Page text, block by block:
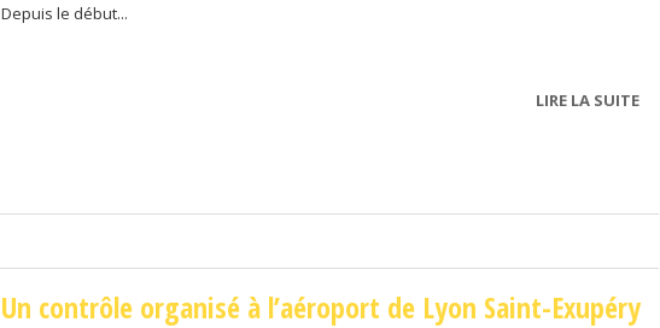
Depuis le début...
LIRE LA SUITEDE
Un contrôle organisé à l’aéroport de Lyon Saint-Exupéry